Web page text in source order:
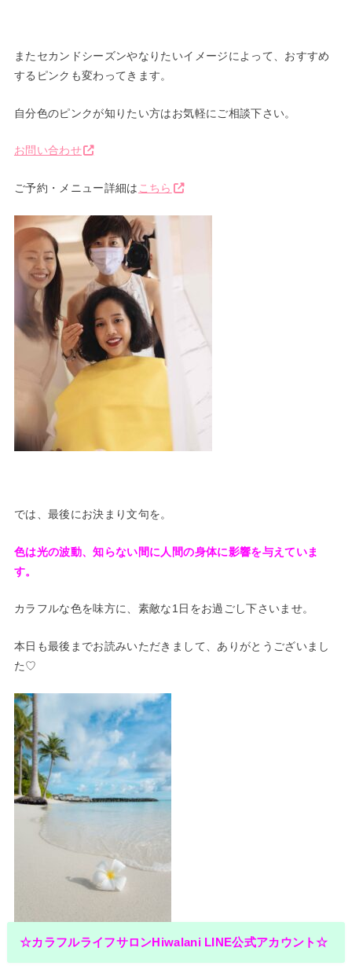
またセカンドシーズンやなりたいイメージによって、おすすめ
するピンクも変わってきます。
自分色のピンクが知りたい方はお気軽にご相談下さい。
お問い合わせ
ご予約・メニュー詳細は こちら
では、最後にお決まり文句を。
色は光の波動、知らない間に人間の身体に影響を与えていま
す。
カラフルな色を味方に、素敵な1日をお過ごし下さいませ。
本日も最後までお読みいただきまして、ありがとうございまし
た♡
☆カラフルライフサロンHiwalani LINE公式アカウント☆